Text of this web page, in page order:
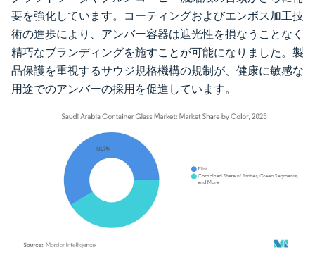
要を強化しています。コーティングおよびエンボス加工技
術の進歩により、アンバー容器は遮光性を損なうことなく
精巧なブランディングを施すことが可能になりました。製
品保護を重視するサウジ規格機構の規制が、健康に敏感な
用途でのアンバーの採用を促進しています。